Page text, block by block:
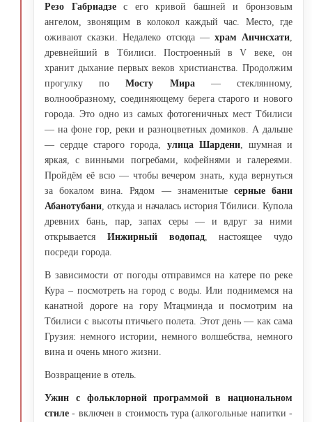
Резо Габриадзес его кривой башней и бронзовым
ангелом, звонящим в колокол каждый час. Место, где
оживают сказки. Недалеко отсюда — храм Анчисхати
древнейший в Тбилиси. Построенный в V веке, он
хранит дыхание первых веков христианства. Продолжим
прогулку поМосту Мира— стеклянному,
волнообразному, соединяющему берега старого и нового
города. Это одно из самых фотогеничных мест Тбилиси
— на фоне гор, реки и разноцветных домиков. А дальше
— сердце старого города, улица Шардени, шумная и
яркая, с винными погребами, кофейнями и галереями.
Пройдём её всю — чтобы вечером знать, куда вернуться
за бокалом вина. Рядом — знаменитые серные бани
Абанотубани , откуда и началась история Тбилиси. Купола
древних бань, пар, запах серы — и вдруг за ними
открывается Инжирный водопад, настоящее чудо
посреди города.
В зависимости от погоды отправимся на катере по реке
Кура – посмотреть на город с воды. Или поднимемся на
канатной дороге на гору Мтацминда и посмотрим на
Тбилиси с высоты птичьего полета. Этот день — как сама
Грузия: немного истории, немного волшебства, немного
вина и очень много жизни.
Возвращение в отель.
Ужин с фольклорной программой в национальном
стиле - включен в стоимость тура (алкогольные напитки -